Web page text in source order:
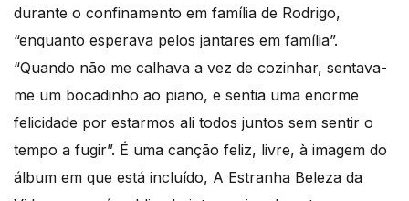
durante o confinamento em família de Rodrigo,
“enquanto esperava pelos jantares em família”.
“Quando não me calhava a vez de cozinhar, sentava-
me um bocadinho ao piano, e sentia uma enorme
felicidade por estarmos ali todos juntos sem sentir o
tempo a fugir”. É uma canção feliz, livre, à imagem do
álbum em que está incluído, A Estranha Beleza da